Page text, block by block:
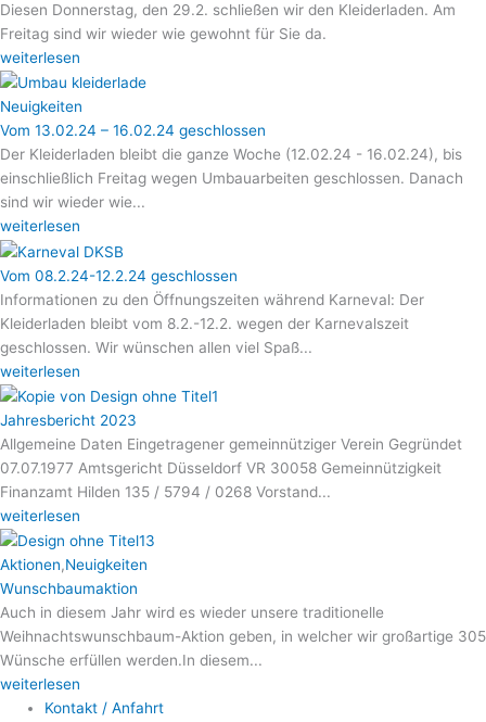
Diesen Donnerstag, den 29.2. schließen wir den Kleiderladen. Am
Freitag sind wir wieder wie gewohnt für Sie da.
weiterlesen
Neuigkeiten
Vom 13.02.24 – 16.02.24 geschlossen
Der Kleiderladen bleibt die ganze Woche (12.02.24 - 16.02.24), bis
einschließlich Freitag wegen Umbauarbeiten geschlossen. Danach
sind wir wieder wie...
weiterlesen
Vom 08.2.24-12.2.24 geschlossen
Informationen zu den Öffnungszeiten während Karneval: Der
Kleiderladen bleibt vom 8.2.-12.2. wegen der Karnevalszeit
geschlossen. Wir wünschen allen viel Spaß...
weiterlesen
Jahresbericht 2023
Allgemeine Daten Eingetragener gemeinnütziger Verein Gegründet
07.07.1977 Amtsgericht Düsseldorf VR 30058 Gemeinnützigkeit
Finanzamt Hilden 135 / 5794 / 0268 Vorstand...
weiterlesen
Aktionen,Neuigkeiten
Wunschbaumaktion
Auch in diesem Jahr wird es wieder unsere traditionelle
Weihnachtswunschbaum-Aktion geben, in welcher wir großartige 305
Wünsche erfüllen werden.In diesem...
weiterlesen
Kontakt / Anfahrt